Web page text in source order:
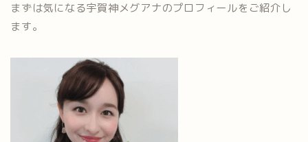
まずは気になる宇賀神メグアナのプロフィールをご紹介し
ます。